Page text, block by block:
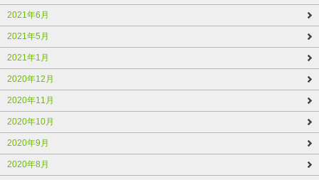
2021年6月
2021年5月
2021年1月
2020年12月
2020年11月
2020年10月
2020年9月
2020年8月